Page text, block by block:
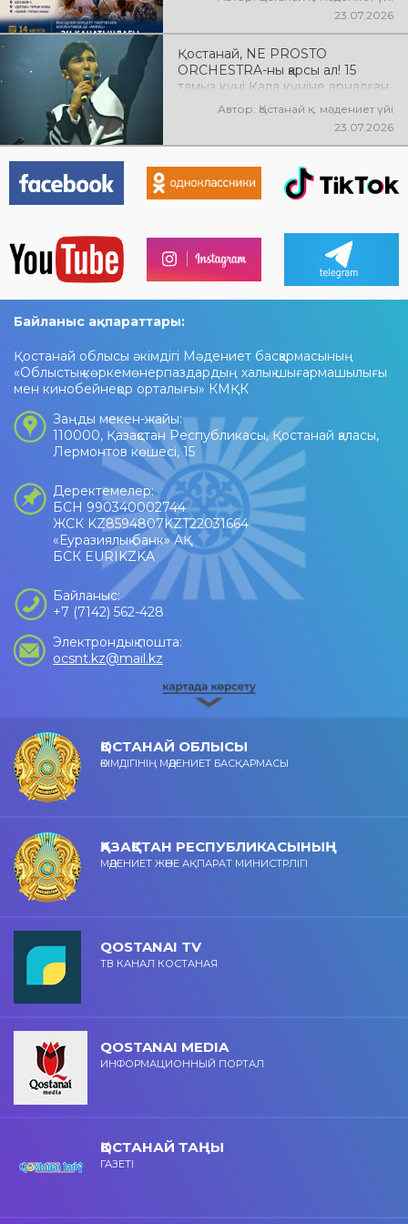
өтеді! Баршаңызды мерекелік
23.07.2026
Қостанай, NE PROSTO
ORCHESTRA-ны қарсы ал! 15
тамыз күні Қала күніне арналған
мерекелік концертте NE
PROSTO ORCHESTRA өнер
көрсетеді! @ne_prosto_orchestra
Автор: Қостанай қ. мәдениет үйі
23.07.2026
Байланыс ақпараттары:
Қостанай облысы әкімдігі Мәдениет басқармасының
«Облыстық көркемөнерпаздардың халық шығармашылығы
мен кинобейнеқор орталығы» КМҚК
Заңды мекен-жайы:
110000, Қазақстан Республикасы, Қостанай қаласы,
Лермонтов көшесі, 15
Деректемелер:
БСН 990340002744
ЖСК KZ8594807KZT22031664
«Еуразиялық банк» АҚ
БСК EURIKZKA
Байланыс:
+7 (7142) 562-428
Электрондық пошта:
ocsnt.kz@mail.kz
ҚОСТАНАЙ ОБЛЫСЫ
ӘКІМДІГІНІҢ МӘДЕНИЕТ БАСҚАРМАСЫ
ҚАЗАҚСТАН РЕСПУБЛИКАСЫНЫҢ
МӘДЕНИЕТ ЖӘНЕ АҚПАРАТ МИНИСТРЛІГІ
QOSTANAI TV
ТВ КАНАЛ КОСТАНАЯ
QOSTANAI MEDIA
ИНФОРМАЦИОННЫЙ ПОРТАЛ
ҚОСТАНАЙ ТАҢЫ
ГАЗЕТІ